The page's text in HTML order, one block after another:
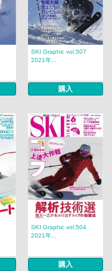
SKI Graphic vol.507
2021年...
購入
SKI Graphic vol.504
2021年...
購入